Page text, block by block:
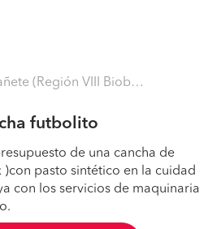
(Región VIII Biobío - Arauco)
futbolito
de una cancha de
pasto sintético en la cuidad
con los servicios de maquinaria